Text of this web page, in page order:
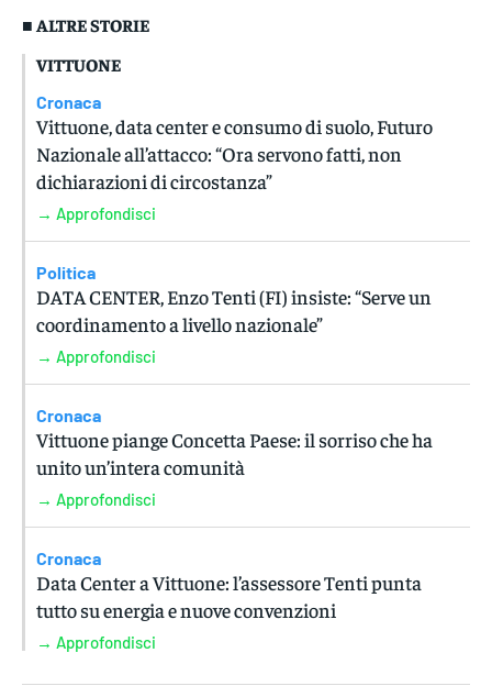
■ ALTRE STORIE
VITTUONE
Cronaca
Vittuone, data center e consumo di suolo, Futuro
Nazionale all’attacco: “Ora servono fatti, non
dichiarazioni di circostanza”
→ Approfondisci
Politica
DATA CENTER, Enzo Tenti (FI) insiste: “Serve un
coordinamento a livello nazionale”
→ Approfondisci
Cronaca
Vittuone piange Concetta Paese: il sorriso che ha
unito un’intera comunità
→ Approfondisci
Cronaca
Data Center a Vittuone: l’assessore Tenti punta
tutto su energia e nuove convenzioni
→ Approfondisci